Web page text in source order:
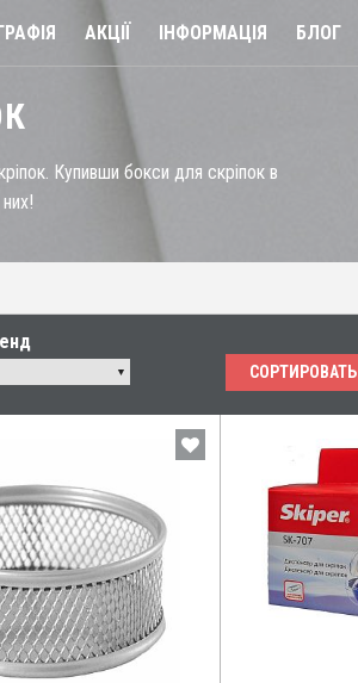
АКЦІЇ ІНФОРМАЦІЯ БЛОГ
Купивши бокси для скріпок в
СОРТИРОВАТЬ